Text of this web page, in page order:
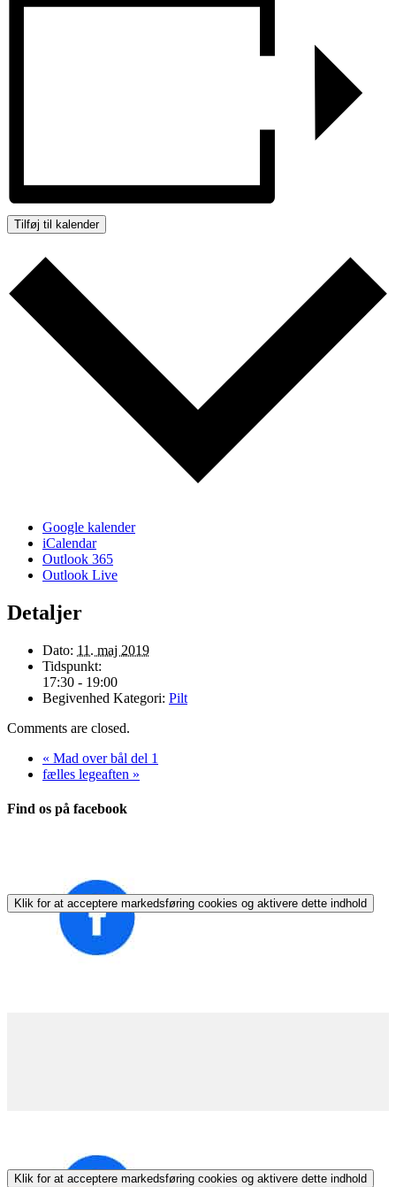
Tilføj til kalender
Google kalender
iCalendar
Outlook 365
Outlook Live
Detaljer
Dato: 11. maj 2019
Tidspunkt:
17:30 - 19:00
Begivenhed Kategori: Pilt
Comments are closed.
« Mad over bål del 1
fælles legeaften »
Find os på facebook
Klik for at acceptere markedsføring cookies og aktivere dette indhold
Klik for at acceptere markedsføring cookies og aktivere dette indhold